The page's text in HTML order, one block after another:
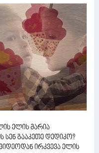
ელის მარია
სენ გააკეთე დედიკო?
ირკვევა ელის